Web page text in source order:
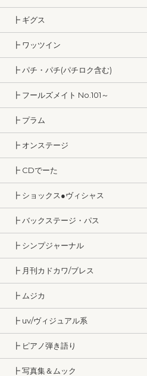
┣ ギグス
┣ ワッツイン
┣ パチ・パチ(パチロク含む)
┣ フールズメイト No.101～
┣ プラム
┣ オンステージ
┣ CDでーた
┣ ショックス●ヴィシャス
┣ バックステージ・パス
┣ シンプジャーナル
┣ 月刊カドカワ/ブレス
┣ ムジカ
┣ uv/ヴィジュアル系
┣ ピアノ弾き語り
┣ 写真集＆ムック